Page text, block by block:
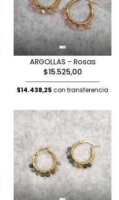
ARGOLLAS - Rosas
$15.525,00
$14.438,25 con transferencia